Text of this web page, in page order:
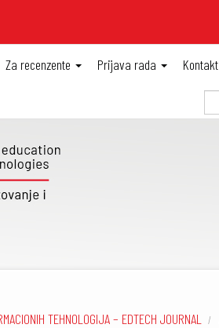
Za recenzente Prijava rada Kontakt
TEHNOLOGIJA – EDTECH JOURNAL